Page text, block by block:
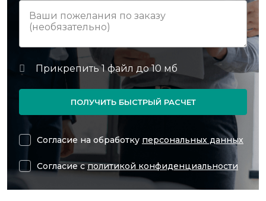
ПОЛУЧИТЬ БЫСТРЫЙ РАСЧЕТ
Согласие на обработку персональных данных
Согласие сполитикой конфиденциальности